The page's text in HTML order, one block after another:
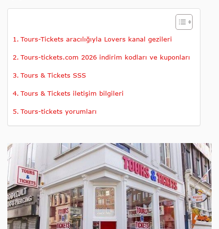
Tours-Tickets aracılığıyla Lovers kanal gezileri
Tours-tickets.com 2026 indirim kodları ve kuponları
Tours & Tickets SSS
Tours & Tickets iletişim bilgileri
Tours-tickets yorumları